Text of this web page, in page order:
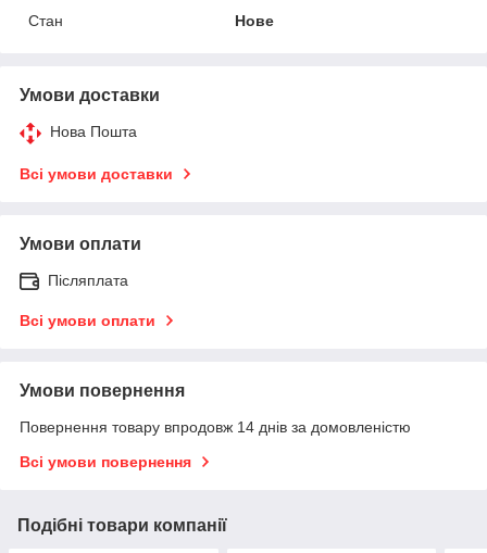
Стан
Нове
Умови доставки
Нова Пошта
Всі умови доставки
Умови оплати
Післяплата
Всі умови оплати
Умови повернення
Повернення товару впродовж 14 днів за домовленістю
Всі умови повернення
Подібні товари компанії